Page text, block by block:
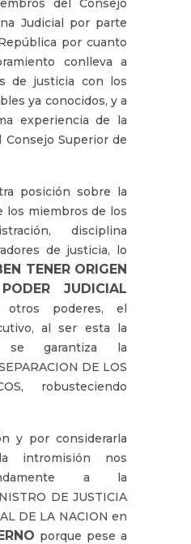
del Consejo
Judicial por parte
por cuanto
conlleva a
de justicia con los
ya conocidos, y a
experiencia de la
Consejo Superior de
posición sobre la
los miembros de los
disciplina
de justicia, lo
TENER ORIGEN
JUDICIAL
poderes, el
al ser esta la
garantiza la
DE LOS
robusteciendo
y por considerarla
intromisión nos
a la
DE JUSTICIA
DE LA NACION en
porque pese a